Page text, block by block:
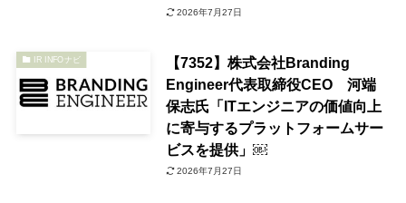
2026年7月27日
IR INFOナビ
【7352】株式会社Branding
Engineer代表取締役CEO 河端
保志氏「ITエンジニアの価値向上
に寄与するプラットフォームサー
ビスを提供」￼
2026年7月27日